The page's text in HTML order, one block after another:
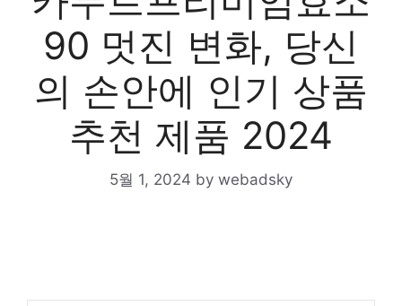
90 멋진 변화, 당신
의 손안에 인기 상품
추천 제품 2024
5월 1, 2024 by webadsky